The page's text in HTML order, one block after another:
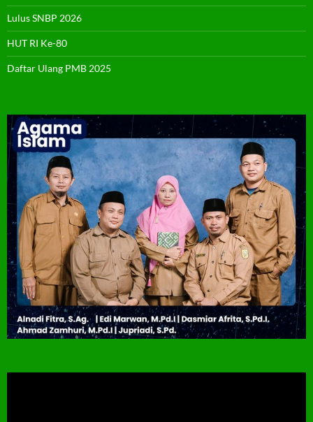
Lulus SNBP 2026
HUT RI Ke-80
Daftar Ulang PMB 2025